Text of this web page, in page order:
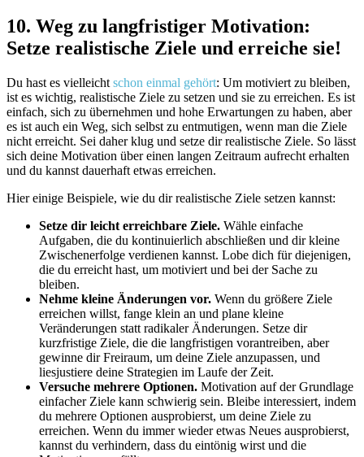
10. Weg zu langfristiger Motivation:
Setze realistische Ziele und erreiche sie!
Du hast es vielleicht schon einmal gehört: Um motiviert zu bleiben,
ist es wichtig, realistische Ziele zu setzen und sie zu erreichen. Es ist
einfach, sich zu übernehmen und hohe Erwartungen zu haben, aber
es ist auch ein Weg, sich selbst zu entmutigen, wenn man die Ziele
nicht erreicht. Sei daher klug und setze dir realistische Ziele. So lässt
sich deine Motivation über einen langen Zeitraum aufrecht erhalten
und du kannst dauerhaft etwas erreichen.
Hier einige Beispiele, wie du dir realistische Ziele setzen kannst:
Setze dir leicht erreichbare Ziele. Wähle einfache
Aufgaben, die du kontinuierlich abschließen und dir kleine
Zwischenerfolge verdienen kannst. Lobe dich für diejenigen,
die du erreicht hast, um motiviert und bei der Sache zu
bleiben.
Nehme kleine Änderungen vor. Wenn du größere Ziele
erreichen willst, fange klein an und plane kleine
Veränderungen statt radikaler Änderungen. Setze dir
kurzfristige Ziele, die die langfristigen vorantreiben, aber
gewinne dir Freiraum, um deine Ziele anzupassen, und
liesjustiere deine Strategien im Laufe der Zeit.
Versuche mehrere Optionen. Motivation auf der Grundlage
einfacher Ziele kann schwierig sein. Bleibe interessiert, indem
du mehrere Optionen ausprobierst, um deine Ziele zu
erreichen. Wenn du immer wieder etwas Neues ausprobierst,
kannst du verhindern, dass du eintönig wirst und die